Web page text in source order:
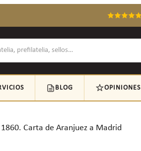
BLOG OPINIONES
1860. Carta de Aranjuez a Madrid